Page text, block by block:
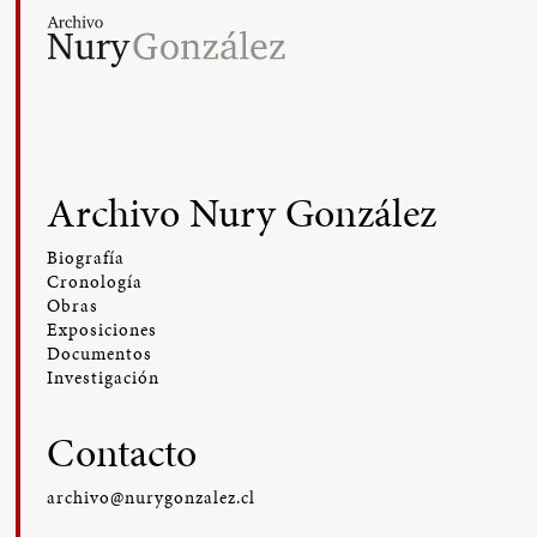
Archivo Nury González
Biografía
Cronología
Obras
Exposiciones
Documentos
Investigación
Contacto
archivo@nurygonzalez.cl